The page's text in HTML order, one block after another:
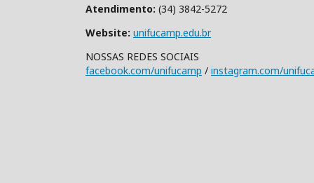
Atendimento: (34) 3842-5272
Website: unifucamp.edu.br
NOSSAS REDES SOCIAIS
facebook.com/unifucamp / instagram.com/